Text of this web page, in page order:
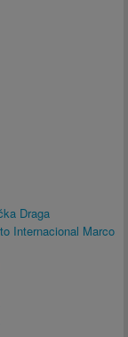
Draga
Internacional Marco